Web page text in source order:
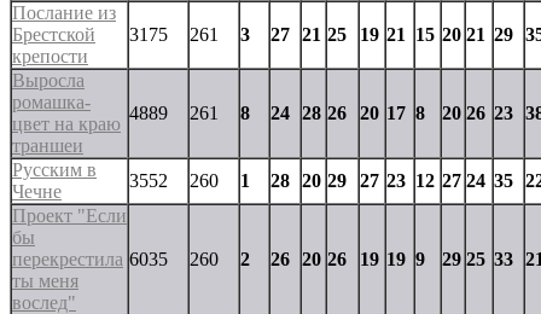
Послание из
Брестской
крепости
3175 261 3 27 21 25 19 21 15 20 21 29
Выросла
ромашка-
цвет на краю
траншеи
4889 261 8 24 28 26 20 17 8 20 26 23
Русским в
Чечне
3552 260 1 28 20 29 27 23 12 27 24 35
Проект "Если
бы
перекрестила
ты меня
вослед"
6035 260 2 26 20 26 19 19 9 29 25 33